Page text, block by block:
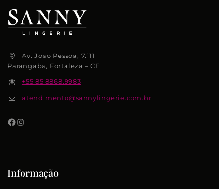
Av. João Pessoa, 7.111
Parangaba, Fortaleza – CE
+55 85 8868.9983
atendimento@sannylingerie.com.br
Informação